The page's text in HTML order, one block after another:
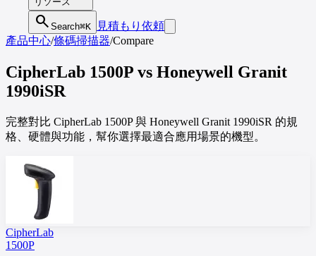
search Search⌘K
見積もり依頼
產品中心/條碼掃描器/Compare
CipherLab 1500P vs Honeywell Granit
1990iSR
完整對比 CipherLab 1500P 與 Honeywell Granit 1990iSR 的規
格、硬體與功能，幫你選擇最適合應用場景的機型。
CipherLab
1500P